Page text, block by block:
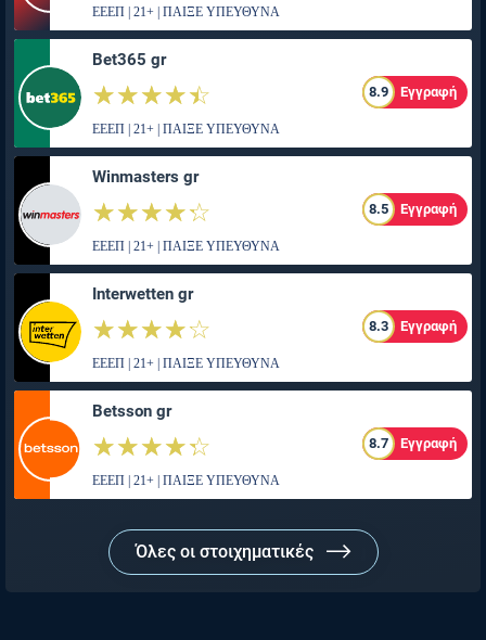
ΕΕΕΠ | 21+ | ΠΑΙΞΕ ΥΠΕΥΘΥΝΑ
Bet365 gr
☆☆☆☆☆
★★★★★ 8.9 Εγγραφή
ΕΕΕΠ | 21+ | ΠΑΙΞΕ ΥΠΕΥΘΥΝΑ
Winmasters gr
☆☆☆☆☆
★★★★★ 8.5 Εγγραφή
ΕΕΕΠ | 21+ | ΠΑΙΞΕ ΥΠΕΥΘΥΝΑ
Interwetten gr
☆☆☆☆☆
★★★★★ 8.3 Εγγραφή
ΕΕΕΠ | 21+ | ΠΑΙΞΕ ΥΠΕΥΘΥΝΑ
Betsson gr
☆☆☆☆☆
★★★★★ 8.7 Εγγραφή
ΕΕΕΠ | 21+ | ΠΑΙΞΕ ΥΠΕΥΘΥΝΑ
Όλες οι στοιχηματικές